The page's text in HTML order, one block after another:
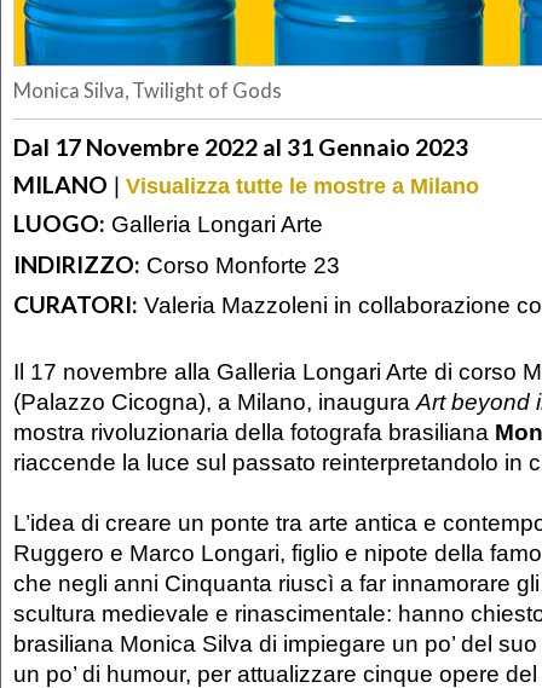
Monica Silva, Twilight of Gods
Dal 17 Novembre 2022 al 31 Gennaio 2023
MILANO | Visualizza tutte le mostre a Milano
LUOGO: Galleria Longari Arte
INDIRIZZO: Corso Monforte 23
CURATORI: Valeria Mazzoleni in collaborazione
Il 17 novembre alla Galleria Longari Arte di corso
(Palazzo Cicogna), a Milano, inaugura Art beyond
mostra rivoluzionaria della fotografa brasiliana
riaccende la luce sul passato reinterpretandolo in
L’idea di creare un ponte tra arte antica e
Ruggero e Marco Longari, figlio e nipote della
che negli anni Cinquanta riuscì a far innamorare
scultura medievale e rinascimentale: hanno
brasiliana Monica Silva di impiegare un po’ del
un po’ di humour, per attualizzare cinque opere del